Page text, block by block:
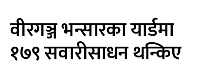
वीरगञ्ज भन्सारका यार्डमा
१७९ सवारीसाधन थन्किए